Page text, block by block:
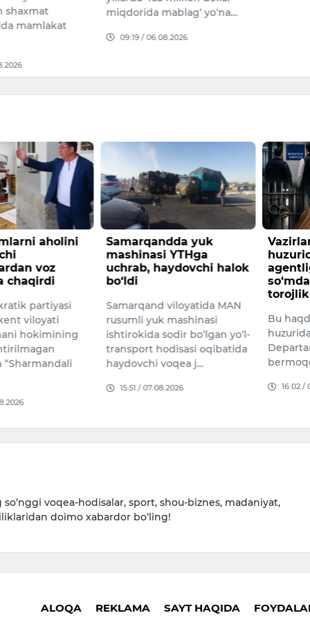
yo‘na…
yuk
halok
MAN
mashinasi
bo‘lgan yo‘l-
oqibatida
j…
Vazirlar Mahkamasi
huzuridagi Migratsiya
agentligida 1 mlrd
so‘mdan ortiq talon-
Bu haqda Bosh prokuratura
huzuridagi
Departament xabar
bermoqda.
16:02 / 05.08.2026
Saida
O‘zbek
taniqli
yoshida
17:03 /
voqea-hodisalar, sport, shou-biznes, madaniyat,
doimo xabardor bo‘ling!
ALOQA REKLAMA SAYT HAQIDA